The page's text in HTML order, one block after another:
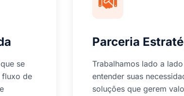
se
fluxo de
Parceria
Trabalhamos lado a
entender suas
soluções que gerem